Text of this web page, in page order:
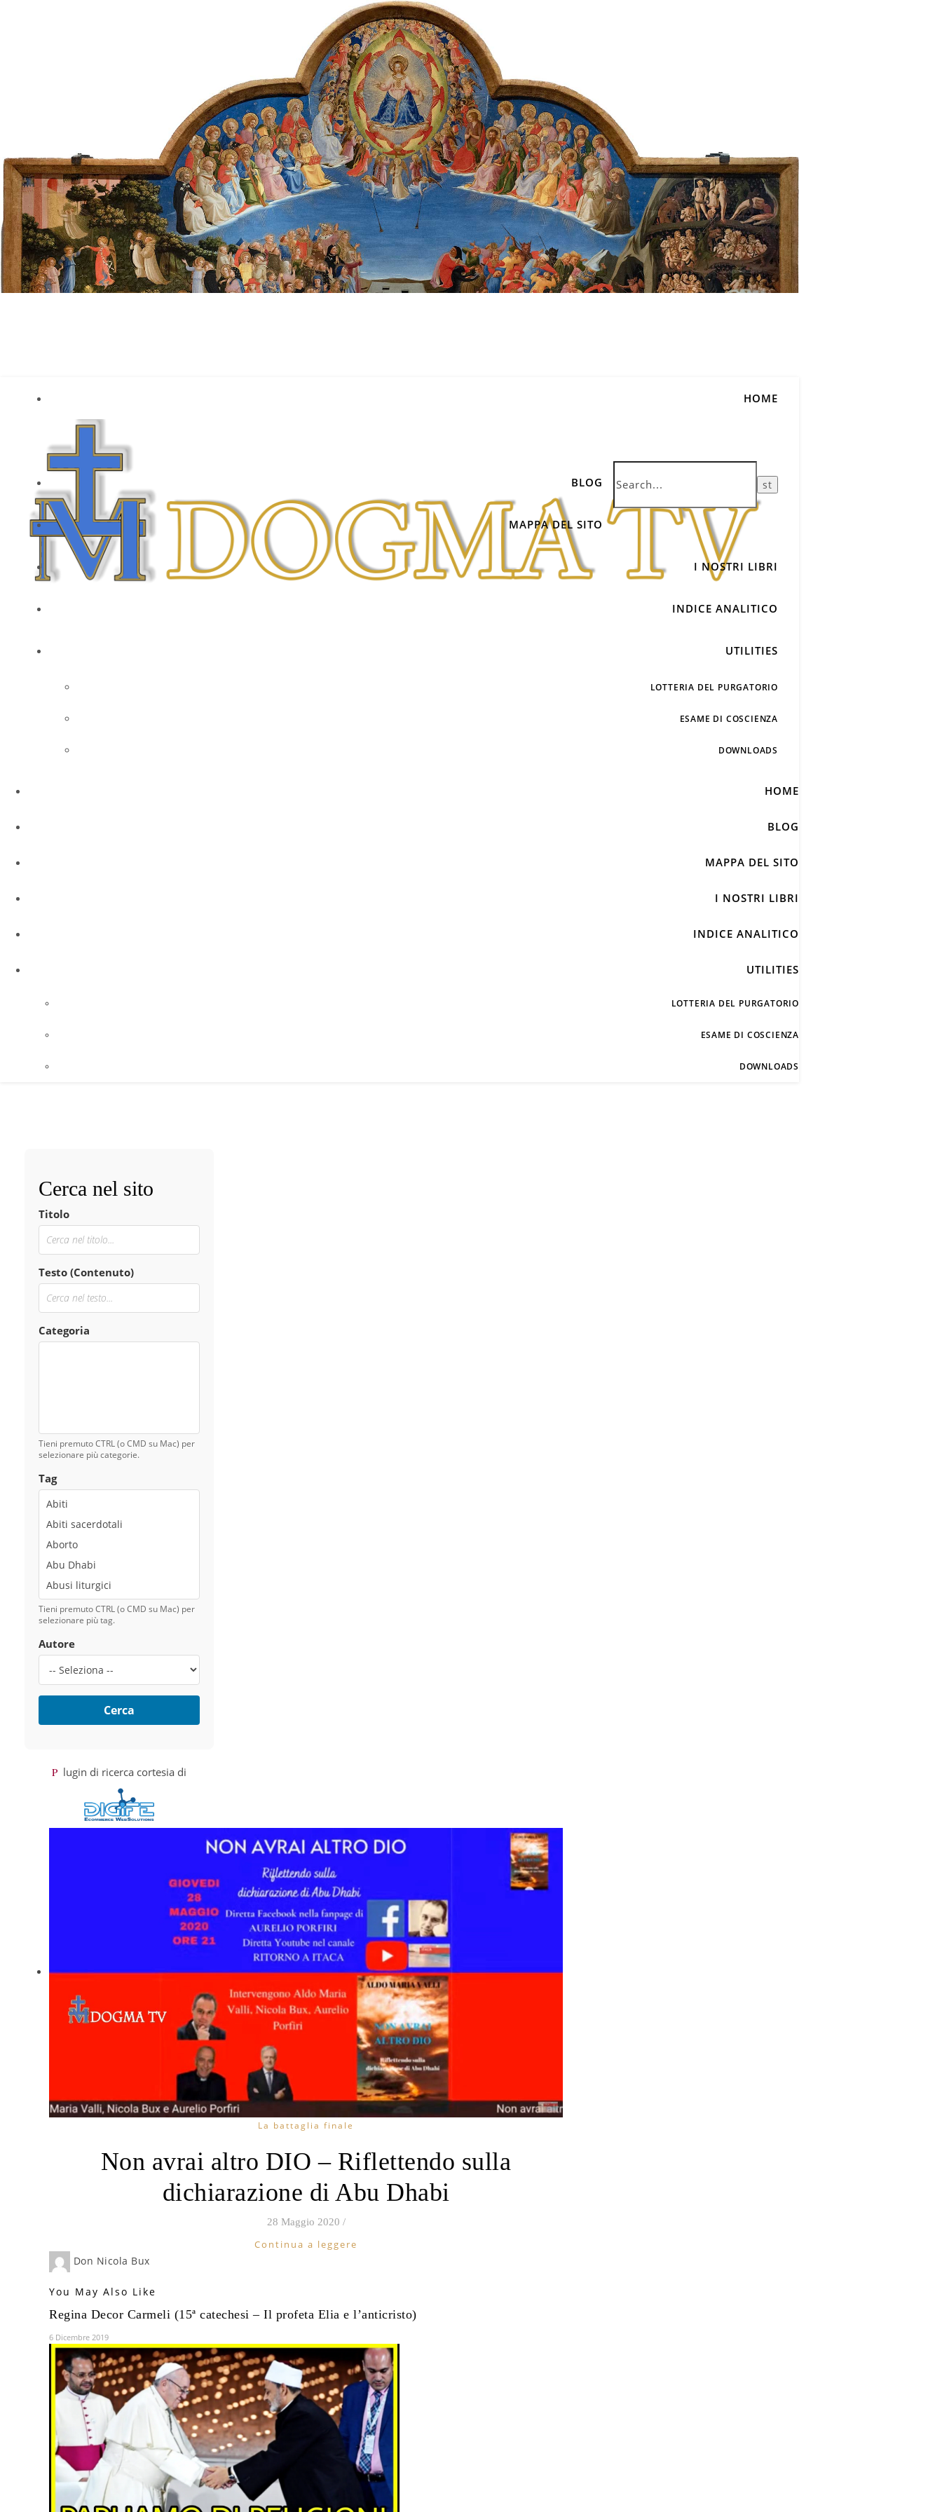
HOME
BLOG
MAPPA DEL SITO
I NOSTRI LIBRI
INDICE ANALITICO
UTILITIES
LOTTERIA DEL PURGATORIO
ESAME DI COSCIENZA
DOWNLOADS
HOME
BLOG
MAPPA DEL SITO
I NOSTRI LIBRI
INDICE ANALITICO
UTILITIES
LOTTERIA DEL PURGATORIO
ESAME DI COSCIENZA
DOWNLOADS
Cerca nel sito
Titolo
Testo (Contenuto)
Categoria
Tieni premuto CTRL (o CMD su Mac) per
selezionare più categorie.
Tag
Tieni premuto CTRL (o CMD su Mac) per
selezionare più tag.
Autore
Cerca
Plugin di ricerca cortesia di
La battaglia finale
Non avrai altro DIO – Riflettendo sulla
dichiarazione di Abu Dhabi
28 Maggio 2020 /
Continua a leggere
Don Nicola Bux
You May Also Like
Regina Decor Carmeli (15ª catechesi – Il profeta Elia e l’anticristo)
6 Dicembre 2019